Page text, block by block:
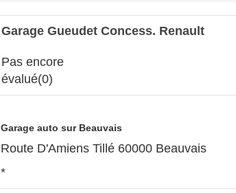
Garage Gueudet Concess. Renault
Pas encore
évalué(0)
Garage auto sur Beauvais
Route D'Amiens Tillé 60000 Beauvais
*